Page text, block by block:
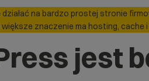
na bardzo prostej stronie
znaczenie ma hosting, cache
jest